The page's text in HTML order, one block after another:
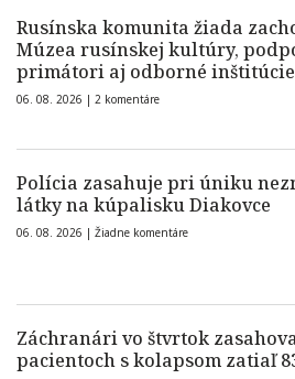
Rusínska komunita žiada
Múzea rusínskej kultúry,
primátori aj odborné inštitúcie
06. 08. 2026 | 2 komentáre
Polícia zasahuje pri úniku
látky na kúpalisku Diakovce
06. 08. 2026 | Žiadne komentáre
Záchranári vo štvrtok
pacientoch s kolapsom zatiaľ